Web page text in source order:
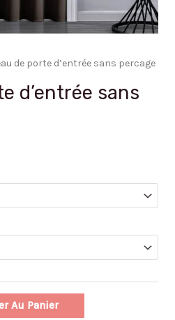
de porte d’entrée sans percage
d’entrée sans
Au Panier